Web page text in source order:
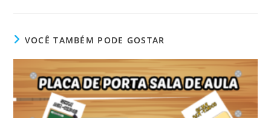
VOCÊ TAMBÉM PODE GOSTAR